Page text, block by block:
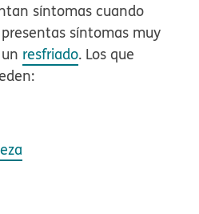
síntomas cuando
síntomas muy
resfriado. Los que